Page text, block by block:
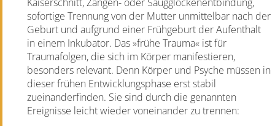
sofortige Trennung von der Mutter unmittelbar nach der
Geburt und aufgrund einer Frühgeburt der Aufenthalt
in einem Inkubator. Das »frühe Trauma« ist für
Traumafolgen, die sich im Körper manifestieren,
besonders relevant. Denn Körper und Psyche müssen in
dieser frühen Entwicklungsphase erst stabil
zueinanderfinden. Sie sind durch die genannten
Ereignisse leicht wieder voneinander zu trennen: